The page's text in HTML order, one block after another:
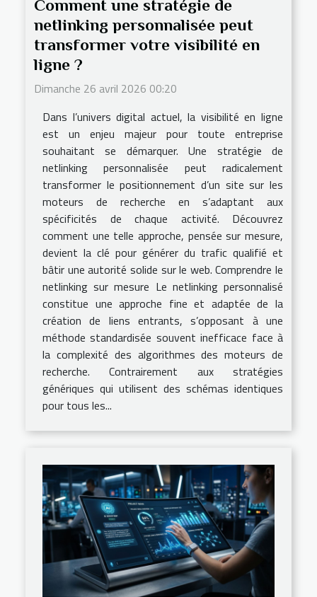
Comment une stratégie de
netlinking personnalisée peut
transformer votre visibilité en
ligne ?
Dimanche 26 avril 2026 00:20
Dans l’univers digital actuel, la visibilité en ligne
est un enjeu majeur pour toute entreprise
souhaitant se démarquer. Une stratégie de
netlinking personnalisée peut radicalement
transformer le positionnement d’un site sur les
moteurs de recherche en s’adaptant aux
spécificités de chaque activité. Découvrez
comment une telle approche, pensée sur mesure,
devient la clé pour générer du trafic qualifié et
bâtir une autorité solide sur le web. Comprendre le
netlinking sur mesure Le netlinking personnalisé
constitue une approche fine et adaptée de la
création de liens entrants, s’opposant à une
méthode standardisée souvent inefficace face à
la complexité des algorithmes des moteurs de
recherche. Contrairement aux stratégies
génériques qui utilisent des schémas identiques
pour tous les...